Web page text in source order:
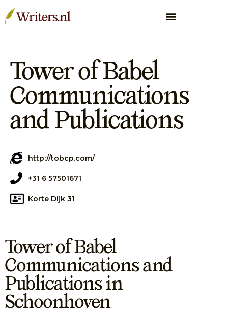
Tower of Babel
Communications
and Publications
http://tobcp.com/
+31 6 57501671
Korte Dijk 31
Tower of Babel
Communications and
Publications in
Schoonhoven